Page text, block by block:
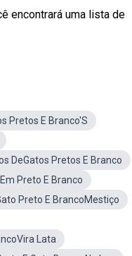
encontrará uma lista de
Pretos E Branco'S
DeGatos Pretos E Branco
Preto E Branco
Preto E BrancoMestiço
Lata